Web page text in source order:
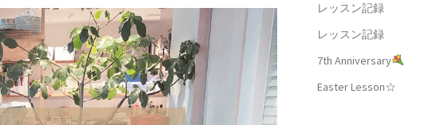
レッスン記録
レッスン記録
7th Anniversary
Easter Lesson☆